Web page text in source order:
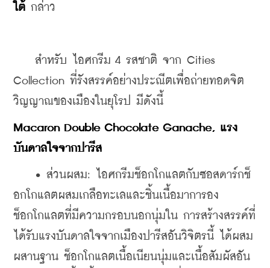
ใต้ กล่าว
สำหรับ ไอศกรีม 4 รสชาติ จาก Cities
Collection ที่รังสรรค์อย่างประณีตเพื่อถ่ายทอดจิต
วิญญาณของเมืองในยุโรป มีดังนี้
Macaron Double Chocolate Ganache, แรง
บันดาลใจจากปารีส
• ส่วนผสม: ไอศกรีมช็อกโกแลตกับซอสดาร์กช็
อกโกแลตผสมเกลือทะเลและชิ้นเนื้อมาการอง
ช็อกโกแลตที่มีความกรอบนอกนุ่มใน การสร้างสรรค์ที่
ได้รับแรงบันดาลใจจากเมืองปารีสอันวิจิตรนี้ ได้ผสม
ผสานฐาน ช็อกโกแลตเนื้อเนียนนุ่มและเนื้อสัมผัสอัน